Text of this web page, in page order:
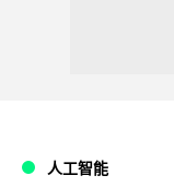
人工智能